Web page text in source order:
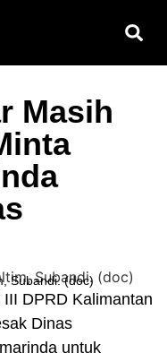
Masih
Subandi. (doc)
DPRD Kalimantan
Dinas
untuk